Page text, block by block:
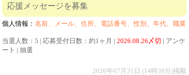
応援メッセージを募集
個人情報： 名前、メール、住所、電話番号、性別、年代、職業
当選人数：5 | 応募受付日数：約1ヶ月 | 2026.08.26〆切 | アンケ
ート | 抽選
2026年07月31日 (14時38分)掲載